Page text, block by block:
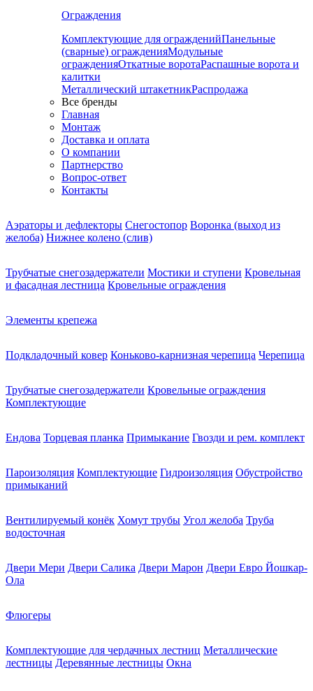
Ограждения
Комплектующие для огражденийПанельные
(сварные) огражденияМодульные
огражденияОткатные воротаРаспашные ворота и
калитки
Металлический штакетникРаспродажа
Все бренды
Главная
Монтаж
Доставка и оплата
О компании
Партнерство
Вопрос-ответ
Контакты
Аэраторы и дефлекторы Снегостопор Воронка (выход из
желоба) Нижнее колено (слив)
Трубчатые снегозадержатели Мостики и ступени Кровельная
и фасадная лестница Кровельные ограждения
Элементы крепежа
Подкладочный ковер Коньково-карнизная черепица Черепица
Трубчатые снегозадержатели Кровельные ограждения
Комплектующие
Ендова Торцевая планка Примыкание Гвозди и рем. комплект
Пароизоляция Комплектующие Гидроизоляция Обустройство
примыканий
Вентилируемый конёк Хомут трубы Угол желоба Труба
водосточная
Двери Мери Двери Салика Двери Марон Двери Евро Йошкар-
Ола
Флюгеры
Комплектующие для чердачных лестниц Металлические
лестницы Деревянные лестницы Окна